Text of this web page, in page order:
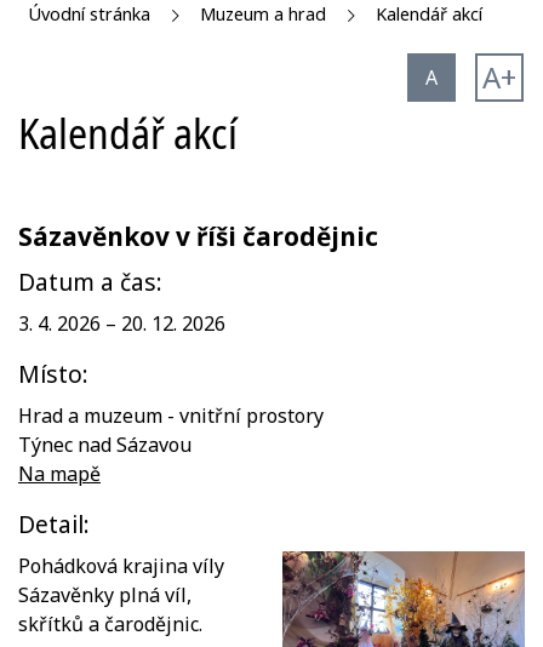
Úvodní stránka Muzeum a hrad Kalendář akcí
A A+
Kalendář akcí
Sázavěnkov v říši čarodějnic
Datum a čas:
3. 4. 2026 – 20. 12. 2026
Místo:
Hrad a muzeum - vnitřní prostory
Týnec nad Sázavou
Na mapě
Detail:
Pohádková krajina víly
Sázavěnky plná víl,
skřítků a čarodějnic.